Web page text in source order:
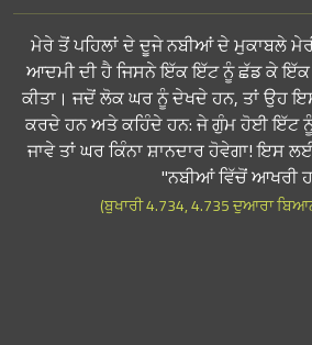
"ਮੇਰੇ ਤੋਂ ਪਹਿਲਾਂ ਦੇ ਦੂਜੇ ਨਬੀਆਂ ਦੇ ਮੁਕਾਬਲੇ
ਆਦਮੀ ਦੀ ਹੈ ਜਿਸਨੇ ਇੱਕ ਇੱਟ ਨੂੰ ਛੱਡ ਕੇ
ਕੀਤਾ। ਜਦੋਂ ਲੋਕ ਘਰ ਨੂੰ ਦੇਖਦੇ ਹਨ, ਤਾਂ ਉਹ
ਕਰਦੇ ਹਨ ਅਤੇ ਕਹਿੰਦੇ ਹਨ: ਜੇ ਗੁੰਮ ਹੋਈ ਇੱਟ ਨੂੰ
ਜਾਵੇ ਤਾਂ ਘਰ ਕਿੰਨਾ ਸ਼ਾਨਦਾਰ ਹੋਵੇਗਾ! ਇਸ
ਨਬੀਆਂ ਵਿੱਚੋਂ ਆਖਰੀ